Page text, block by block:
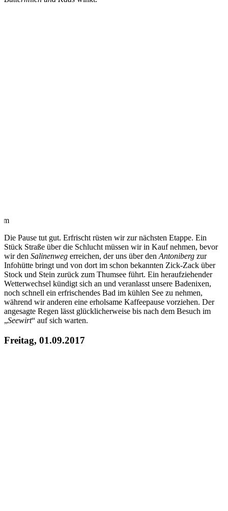
Die Pause tut gut. Erfrischt rüsten wir zur nächsten Etappe. Ein
Stück Straße über die Schlucht müssen wir in Kauf nehmen, bevor
wir den Salinenweg erreichen, der uns über den Antoniberg zur
Infohütte bringt und von dort im schon bekannten Zick-Zack über
Stock und Stein zurück zum Thumsee führt. Ein heraufziehender
Wetterwechsel kündigt sich an und veranlasst unsere Badenixen,
noch schnell ein erfrischendes Bad im kühlen See zu nehmen,
während wir anderen eine erholsame Kaffeepause vorziehen. Der
angesagte Regen lässt glücklicherweise bis nach dem Besuch im
„Seewirt“ auf sich warten.
Freitag, 01.09.2017